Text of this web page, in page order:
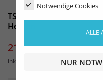
Notwendige Cookies
ALLE
NUR
TSV Blau-Weiß Gröditz
Herzen
Preis
21,99 €
inkl. MwSt. zzgl. Versand